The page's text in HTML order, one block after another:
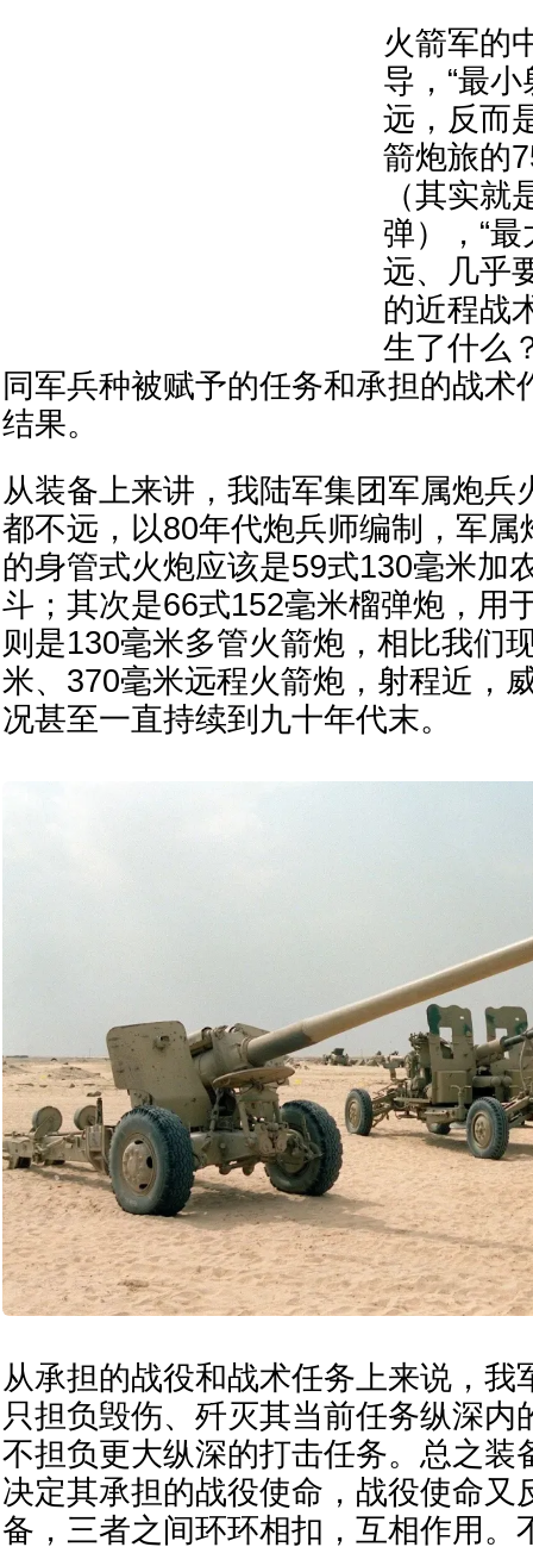
火箭军的
导，“最
远，反而
箭炮旅的
（其实就
弹），“
远、几乎
的近程战
生了什么
同军兵种被赋予的任务和承担的战术
结果。
从装备上来讲，我陆军集团军属炮兵
都不远，以80年代炮兵师编制，军属
的身管式火炮应该是59式130毫米加
斗；其次是66式152毫米榴弹炮，用
则是130毫米多管火箭炮，相比我们
米、370毫米远程火箭炮，射程近，
况甚至一直持续到九十年代末。
从承担的战役和战术任务上来说，我
只担负毁伤、歼灭其当前任务纵深内
不担负更大纵深的打击任务。总之装
决定其承担的战役使命，战役使命又
备，三者之间环环相扣，互相作用。